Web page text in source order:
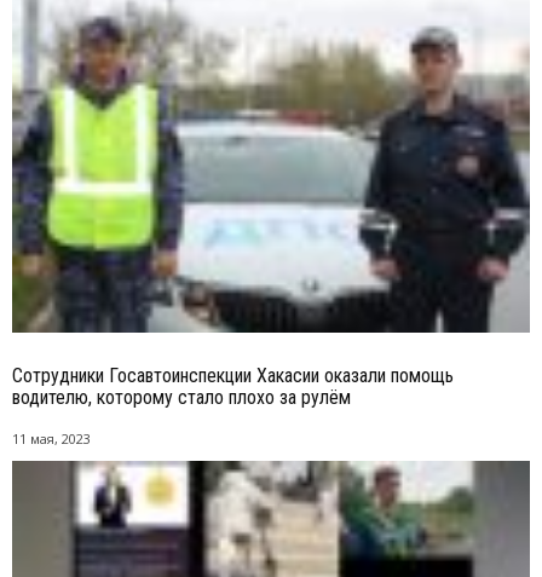
Сотрудники Госавтоинспекции Хакасии оказали помощь
водителю, которому стало плохо за рулём
11 мая, 2023